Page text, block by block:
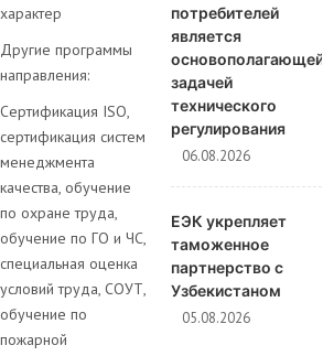
характер
Другие программы
направления:
Сертификация ISO,
сертификация систем
менеджмента
качества, обучение
по охране труда,
обучение по ГО и ЧС,
специальная оценка
условий труда, СОУТ,
обучение по
пожарной
потребителей
является
основополагающей
задачей
технического
регулирования
06.08.2026
ЕЭК укрепляет
таможенное
партнерство с
Узбекистаном
05.08.2026